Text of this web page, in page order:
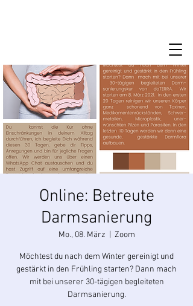
Online: Betreute
Darmsanierung
Mo., 08. März Zoom
Möchtest du nach dem Winter gereinigt und
gestärkt in den Frühling starten? Dann mach
mit bei unserer 30-tägigen begleiteten
Darmsanierung.